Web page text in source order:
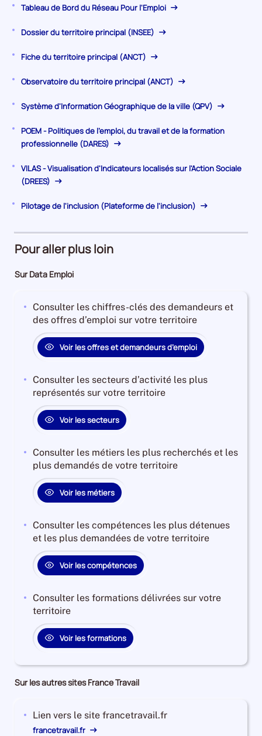
Tableau de Bord du Réseau Pour l'Emploi
Dossier du territoire principal (INSEE)
Fiche du territoire principal (ANCT)
Observatoire du territoire principal (ANCT)
Système d'Information Géographique de la ville (QPV)
POEM - Politiques de l'emploi, du travail et de la formation
professionnelle (DARES)
VILAS - Visualisation d'Indicateurs localisés sur l'Action Sociale
(DREES)
Pilotage de l'inclusion (Plateforme de l'inclusion)
Pour aller plus loin
Sur Data Emploi
Consulter les chiffres-clés des demandeurs et
des offres d’emploi sur votre territoire
Voir les offres et demandeurs d’emploi
Consulter les secteurs d’activité les plus
représentés sur votre territoire
Voir les secteurs
Consulter les métiers les plus recherchés et les
plus demandés de votre territoire
Voir les métiers
Consulter les compétences les plus détenues
et les plus demandées de votre territoire
Voir les compétences
Consulter les formations délivrées sur votre
territoire
Voir les formations
Sur les autres sites France Travail
Lien vers le site francetravail.fr
francetravail.fr